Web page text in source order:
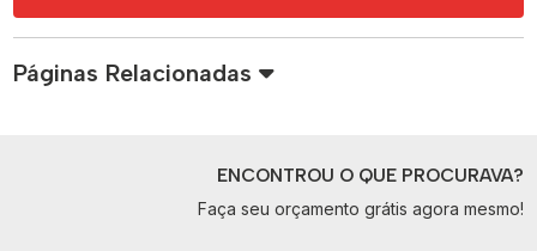
Páginas Relacionadas
ENCONTROU O QUE PROCURAVA?
Faça seu orçamento grátis agora mesmo!